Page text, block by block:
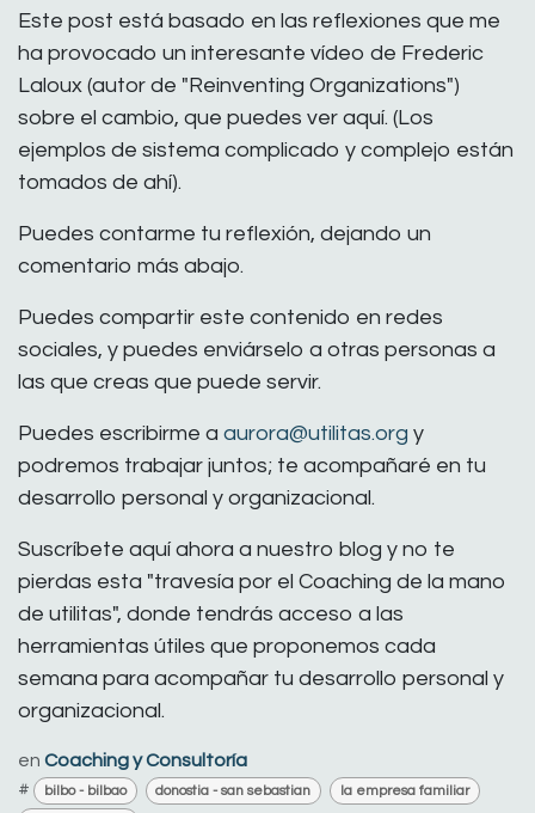
Este post está basado en las reflexiones que me
ha provocado un interesante vídeo de Frederic
Laloux (autor de "Reinventing Organizations")
sobre el cambio, que puedes ver aquí. (Los
ejemplos de sistema complicado y complejo están
tomados de ahí).
Puedes contarme tu reflexión, dejando un
comentario más abajo.
Puedes compartir este contenido en redes
sociales, y puedes enviárselo a otras personas a
las que creas que puede servir.
Puedes escribirme a aurora@utilitas.org y
podremos trabajar juntos; te acompañaré en tu
desarrollo personal y organizacional.
Suscríbete aquí ahora a nuestro blog y no te
pierdas esta "travesía por el Coaching de la mano
de utilitas", donde tendrás acceso a las
herramientas útiles que proponemos cada
semana para acompañar tu desarrollo personal y
organizacional.
en Coaching y Consultoría
#
bilbo - bilbao donostia - san sebastian
la empresa familiar